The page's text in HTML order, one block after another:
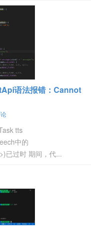
语法报错：Cannot
tts
中的
已过时 期间，代...